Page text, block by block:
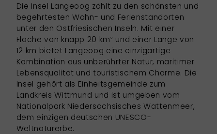
Die Insel Langeoog zählt zu den schönsten und
begehrtesten Wohn- und Ferienstandorten
unter den Ostfriesischen Inseln. Mit einer
Fläche von knapp 20 km² und einer Länge von
12 km bietet Langeoog eine einzigartige
Kombination aus unberührter Natur, maritimer
Lebensqualität und touristischem Charme. Die
Insel gehört als Einheitsgemeinde zum
Landkreis Wittmund und ist umgeben vom
Nationalpark Niedersächsisches Wattenmeer,
dem einzigen deutschen UNESCO-
Weltnaturerbe.